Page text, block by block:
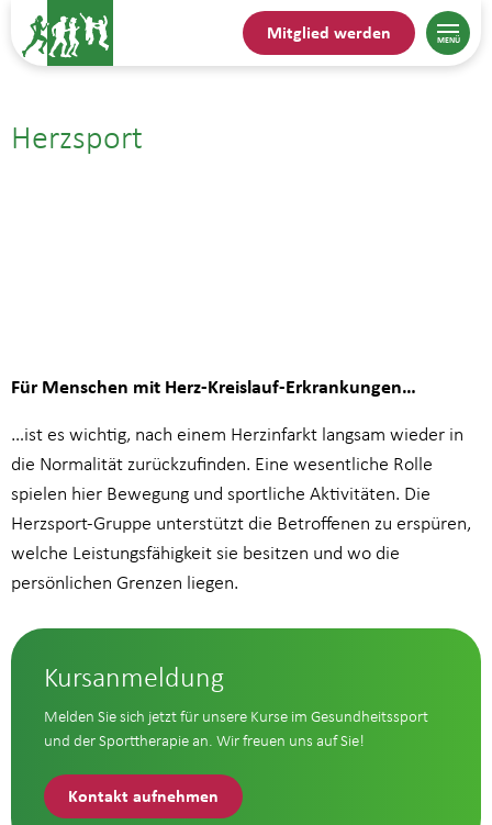
Mitglied werden
Herzsport
28.09.| 19:00
Für Menschen mit Herz-Kreislauf-Erkrankungen…
…ist es wichtig, nach einem Herzinfarkt langsam wieder in
die Normalität zurückzufinden. Eine wesentliche Rolle
spielen hier Bewegung und sportliche Aktivitäten. Die
Herzsport-Gruppe unterstützt die Betroffenen zu erspüren,
welche Leistungsfähigkeit sie besitzen und wo die
persönlichen Grenzen liegen.
Kursanmeldung
Melden Sie sich jetzt für unsere Kurse im Gesundheitssport
und der Sporttherapie an. Wir freuen uns auf Sie!
Kontakt aufnehmen